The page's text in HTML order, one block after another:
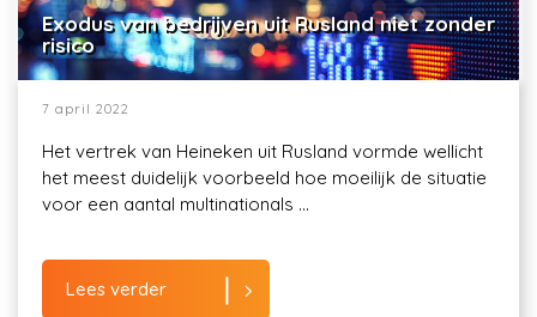
Exodus van bedrijven uit Rusland niet zonder
risico
7 april 2022
Het vertrek van Heineken uit Rusland vormde wellicht
het meest duidelijk voorbeeld hoe moeilijk de situatie
voor een aantal multinationals ...
Lees verder